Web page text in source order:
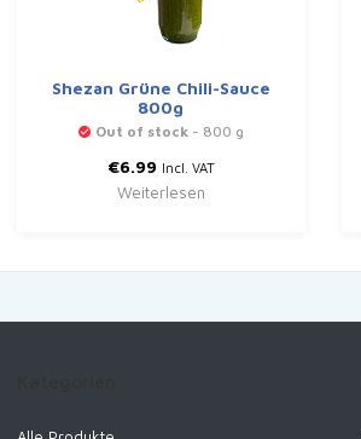
Shezan Grüne Chili-Sauce
800g
Out of stock - 800 g
€6.99 Incl. VAT
Weiterlesen